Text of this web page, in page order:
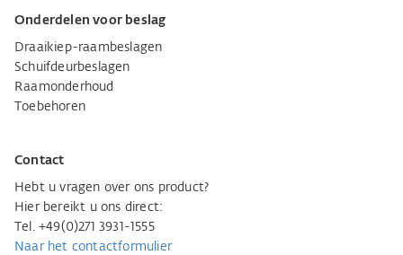
Onderdelen voor beslag
Draaikiep-raambeslagen
Schuifdeurbeslagen
Raamonderhoud
Toebehoren
Contact
Hebt u vragen over ons product?
Hier bereikt u ons direct:
Tel. +49(0)271 3931-1555
Naar het contactformulier